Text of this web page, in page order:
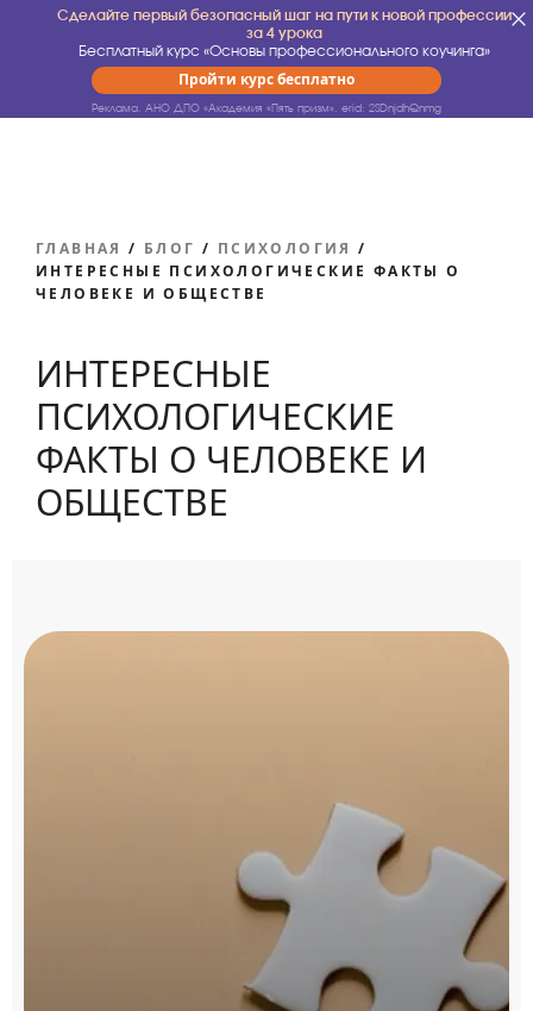
Сделайте первый безопасный шаг на пути к новой профессии
за 4 урока
Бесплатный курс «Основы профессионального коучинга»
Пройти курс бесплатно
Реклама. АНО ДПО «Академия «Пять призм». erid: 2SDnjdhQnmg
ГЛАВНАЯ / БЛОГ / ПСИХОЛОГИЯ /
ИНТЕРЕСНЫЕ ПСИХОЛОГИЧЕСКИЕ ФАКТЫ О
ЧЕЛОВЕКЕ И ОБЩЕСТВЕ
ИНТЕРЕСНЫЕ
ПСИХОЛОГИЧЕСКИЕ
ФАКТЫ О ЧЕЛОВЕКЕ И
ОБЩЕСТВЕ